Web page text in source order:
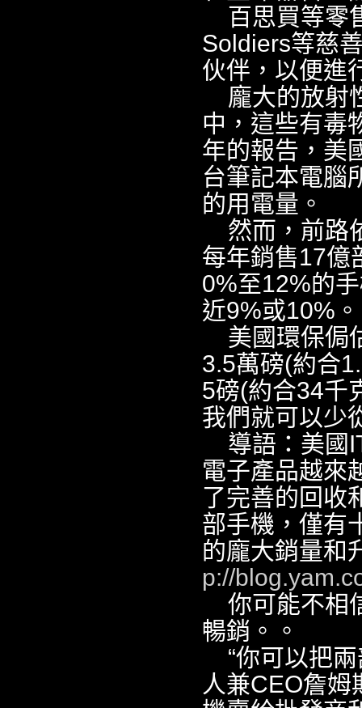
百思買等零
Soldiers等慈
伙伴，以便進
龐大的放射
中，這些有毒
年的報告，美
台筆記本電腦
的用電量。
然而，前路
每年銷售17億
0%至12%的
近9%或10%。
美國環保侷
3.5萬磅(約合
5磅(約合34千
我們就可以少
導語：美國
電子產品越來
了完善的回收
部手機，僅有
的龐大銷量和
p://
你可能不相
暢銷。。
“你可以把
人兼CEO詹姆